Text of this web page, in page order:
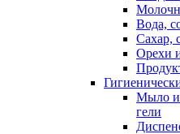
Вода,
Сахар,
Орехи
Мыло и
гели